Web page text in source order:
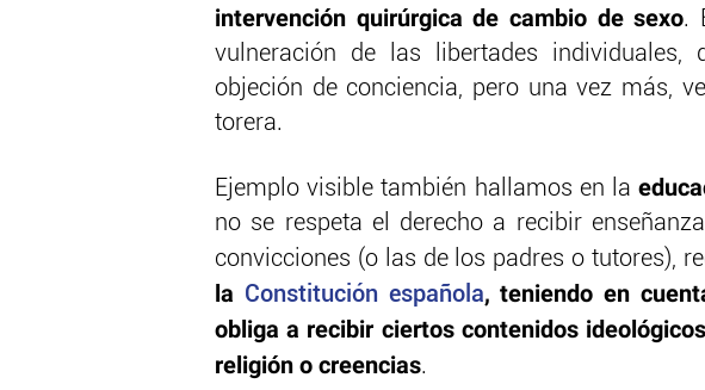
intervención quirúrgica de cambio de sexo.
vulneración de las libertades individuales,
objeción de conciencia, pero una vez más,
torera.
Ejemplo visible también hallamos en la
no se respeta el derecho a recibir
convicciones (o las de los padres o tutores),
la Constitución española, teniendo en
obliga a recibir ciertos contenidos
religión o creencias.